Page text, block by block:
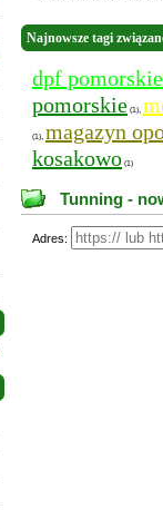
Najnowsze tagi
dpf pomorskie
pomorskie (1),
(1), magazyn
kosakowo (1)
Tunning -
Adres: